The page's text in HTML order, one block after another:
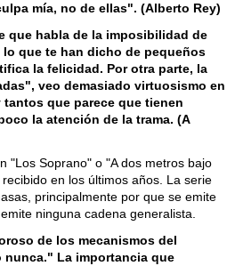
mía, no de ellas". (Alberto Rey)
que habla de la imposibilidad de
que te han dicho de pequeños
la felicidad. Por otra parte, la
veo demasiado virtuosismo en
que parece que tienen
la atención de la trama. (A
"Los Soprano" o "A dos metros bajo
en los últimos años. La serie
principalmente por que se emite
ninguna cadena generalista.
de los mecanismos del
La importancia que